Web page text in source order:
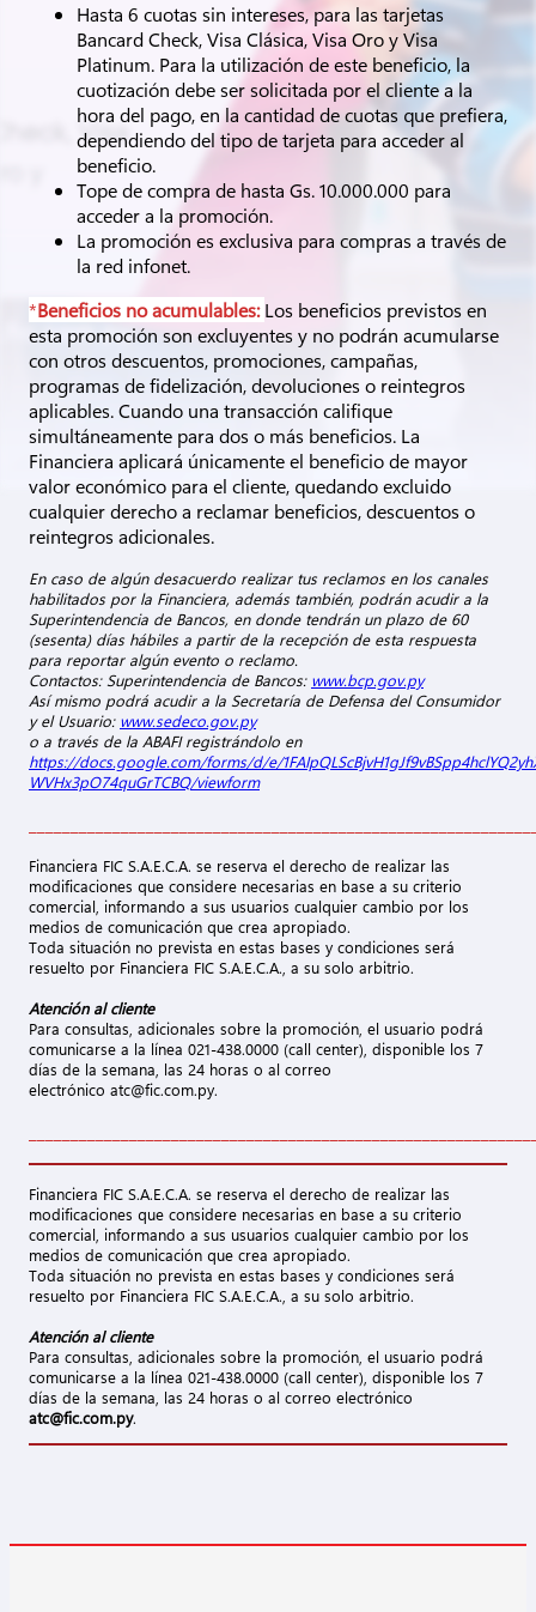
Hasta 6 cuotas sin intereses, para las tarjetas
Bancard Check, Visa Clásica, Visa Oro y Visa
Platinum. Para la utilización de este beneficio, la
cuotización debe ser solicitada por el cliente a la
hora del pago, en la cantidad de cuotas que prefiera,
dependiendo del tipo de tarjeta para acceder al
beneficio.
Tope de compra de hasta Gs. 10.000.000 para
acceder a la promoción.
La promoción es exclusiva para compras a través de
la red infonet.
*Beneficios no acumulables: Los beneficios previstos en
esta promoción son excluyentes y no podrán acumularse
con otros descuentos, promociones, campañas,
programas de fidelización, devoluciones o reintegros
aplicables. Cuando una transacción califique
simultáneamente para dos o más beneficios. La
Financiera aplicará únicamente el beneficio de mayor
valor económico para el cliente, quedando excluido
cualquier derecho a reclamar beneficios, descuentos o
reintegros adicionales.
En caso de algún desacuerdo realizar tus reclamos en los canales
habilitados por la Financiera, además también, podrán acudir a la
Superintendencia de Bancos, en donde tendrán un plazo de 60
(sesenta) días hábiles a partir de la recepción de esta respuesta
para reportar algún evento o reclamo.
Contactos: Superintendencia de Bancos: www.bcp.gov.py
Así mismo podrá acudir a la Secretaría de Defensa del Consumidor
y el Usuario: www.sedeco.gov.py
o a través de la ABAFI registrándolo en
https://docs.google.com/forms/d/e/
WVHx3pO74quGrTCBQ/viewform
Financiera FIC S.A.E.C.A. se reserva el derecho de realizar las
modificaciones que considere necesarias en base a su criterio
comercial, informando a sus usuarios cualquier cambio por los
medios de comunicación que crea apropiado.
Toda situación no prevista en estas bases y condiciones será
resuelto por Financiera FIC S.A.E.C.A., a su solo arbitrio.
Atención al cliente
Para consultas, adicionales sobre la promoción, el usuario podrá
comunicarse a la línea 021-438.0000 (call center), disponible los 7
días de la semana, las 24 horas o al correo
electrónico atc@fic.com.py.
Financiera FIC S.A.E.C.A. se reserva el derecho de realizar las
modificaciones que considere necesarias en base a su criterio
comercial, informando a sus usuarios cualquier cambio por los
medios de comunicación que crea apropiado.
Toda situación no prevista en estas bases y condiciones será
resuelto por Financiera FIC S.A.E.C.A., a su solo arbitrio.
Atención al cliente
Para consultas, adicionales sobre la promoción, el usuario podrá
comunicarse a la línea 021-438.0000 (call center), disponible los 7
días de la semana, las 24 horas o al correo electrónico
atc@fic.com.py.